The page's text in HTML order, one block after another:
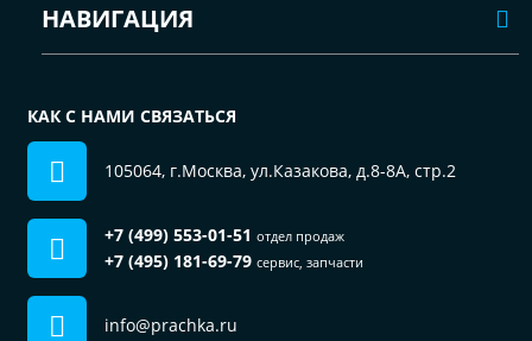
НАВИГАЦИЯ
КАК С НАМИ СВЯЗАТЬСЯ
105064, г.Москва, ул.Казакова, д.8-8А, стр.2
+7 (499) 553-01-51 отдел продаж
+7 (495) 181-69-79 сервис, запчасти
info@prachka.ru